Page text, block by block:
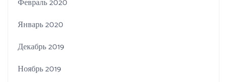
Январь 2020
Декабрь 2019
Ноябрь 2019